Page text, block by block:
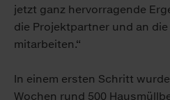
jetzt ganz hervorragende
die Projektpartner und an
mitarbeiten.“
In einem ersten Schritt
Wochen rund 500